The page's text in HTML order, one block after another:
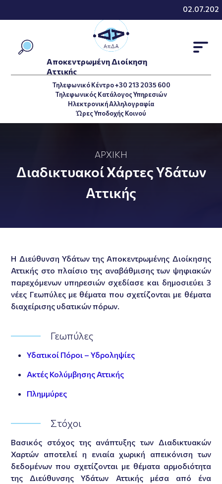
02.07.2026 -
Τηλεφωνικό Κέντρο +30 213 2035 600
Τηλεφωνικός Κατάλογος Υπηρεσιών
Ηλεκτρονική Αλληλογραφία
Ώρες Υποδοχής Κοινού
Αποκεντρωμένη Διοίκηση
Αττικής
ΑΡΧΙΚΉ
Διαδικτυακοί Χάρτες Υδάτων
Αττικής
Η Διεύθυνση Υδάτων της Αποκεντρωμένης Διοίκησης
Αττικής στο πλαίσιο της αναβάθμισης των ψηφιακών
παρεχόμενων υπηρεσιών σχεδίασε και δημοσιεύει 3
νέες Γεωπύλες με θέματα που σχετίζονται με θέματα
διαχείρισης υδατικών πόρων.
Γεωπύλες
Υδατικοί Πόροι – Υδροληψίες
Ακτές Κολύμβησης Αττικής
Πλημμύρες
Στόχοι
Βασικός στόχος της ανάπτυξης των Διαδικτυακών
Χαρτών αποτελεί η ενιαία χωρική απεικόνιση των
δεδομένων που σχετίζονται με θέματα αρμοδιότητα
της Διεύθυνσης Υδάτων Αττικής μέσα από ένα